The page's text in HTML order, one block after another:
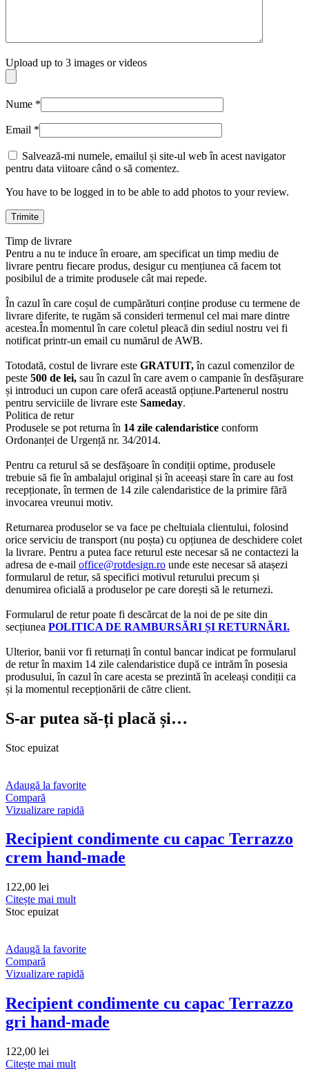
Upload up to 3 images or videos
Nume *
Email *
Salvează-mi numele, emailul și site-ul web în acest navigator
pentru data viitoare când o să comentez.
You have to be logged in to be able to add photos to your review.
Timp de livrare
Pentru a nu te induce în eroare, am specificat un timp mediu de
livrare pentru fiecare produs, desigur cu mențiunea că facem tot
posibilul de a trimite produsele cât mai repede.
În cazul în care coșul de cumpărături conține produse cu termene de
livrare diferite, te rugăm să consideri termenul cel mai mare dintre
acestea.În momentul în care coletul pleacă din sediul nostru vei fi
notificat printr-un email cu numărul de AWB.
Totodată, costul de livrare este GRATUIT,în cazul comenzilor de
peste 500 de lei, sau în cazul în care avem o campanie în desfășurare
și introduci un cupon care oferă această opțiune.Partenerul nostru
pentru serviciile de livrare este Sameday.
Politica de retur
Produsele se pot returna în 14 zile calendaristice conform
Ordonanței de Urgență nr. 34/2014.
Pentru ca returul să se desfășoare în condiții optime, produsele
trebuie să fie în ambalajul original și în aceeași stare în care au fost
recepționate, în termen de 14 zile calendaristice de la primire fără
invocarea vreunui motiv.
Returnarea produselor se va face pe cheltuiala clientului, folosind
orice serviciu de transport (nu poșta) cu opțiunea de deschidere colet
la livrare. Pentru a putea face returul este necesar să ne contactezi la
adresa de e-mail office@rotdesign.ro unde este necesar să atașezi
formularul de retur, să specifici motivul returului precum și
denumirea oficială a produselor pe care dorești să le returnezi.
Formularul de retur poate fi descărcat de la noi de pe site din
secțiunea POLITICA DE RAMBURSĂRI ȘI RETURNĂRI.
Ulterior, banii vor fi returnați în contul bancar indicat pe formularul
de retur în maxim 14 zile calendaristice după ce intrăm în posesia
produsului, în cazul în care acesta se prezintă în aceleași condiții ca
și la momentul recepționării de către client.
S-ar putea să-ți placă și…
Stoc epuizat
Adaugă la favorite
Compară
Vizualizare rapidă
Recipient condimente cu capac Terrazzo
crem hand-made
122,00 lei
Citește mai mult
Stoc epuizat
Adaugă la favorite
Compară
Vizualizare rapidă
Recipient condimente cu capac Terrazzo
gri hand-made
122,00 lei
Citește mai mult